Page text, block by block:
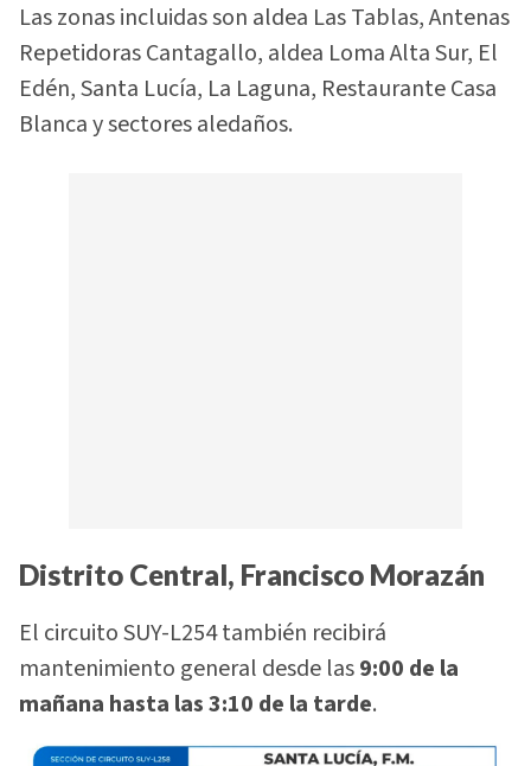
Las zonas incluidas son aldea Las Tablas, Antenas
Repetidoras Cantagallo, aldea Loma Alta Sur, El
Edén, Santa Lucía, La Laguna, Restaurante Casa
Blanca y sectores aledaños.
Distrito Central, Francisco Morazán
El circuito SUY-L254 también recibirá
mantenimiento general desde las9:00 de la
mañana hasta las 3:10 de la tarde.